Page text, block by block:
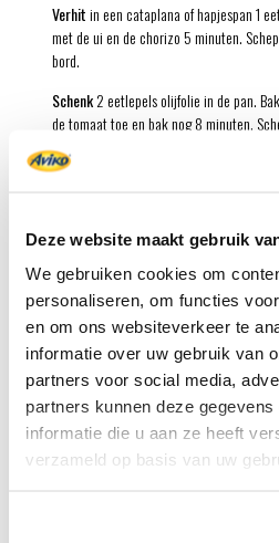
Deze website maakt gebruik
We gebruiken cookies om
personaliseren, om functies
en om ons websiteverkeer te
informatie over uw gebruik van
partners voor social media,
partners kunnen deze
informatie die u aan ze heeft
verzameld op basis van uw
Verhitin een cataplana of hapjespan 1
met de ui en de chorizo 5 minuten.
bord.
Schenk2 eetlepels olijfolie in de pan.
de tomaat toe en bak nog 8 minuten.
op een tweede bord.
Verhitde laatste 3 eetlepels olijfolie in de
met zout en peper. Bak het vlees in 8
Voeghet chorizomengsel, de paprika
en de wijn toe. Breng aan de kook, draai
varkenshaas in 10 minuten gaar.
Hakde peterselie grof. Schep een kwart
aardappeldobbelsteentjes door de
en peper. Bestrooi met de peterselie en
aardappeldobbelsteentjes.